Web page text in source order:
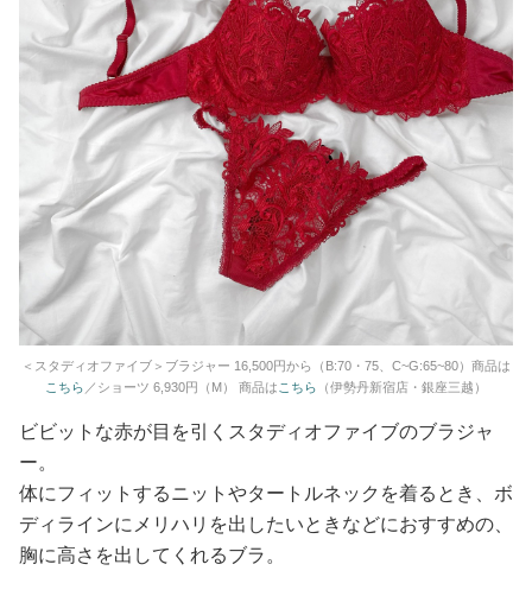
＜スタディオファイブ＞ブラジャー 16,500円から（B:70・75、C~G:65~80）商品は
こちら ／ショーツ 6,930円（M） 商品は こちら （伊勢丹新宿店・銀座三越）
ビビットな赤が目を引くスタディオファイブのブラジャ
ー。
体にフィットするニットやタートルネックを着るとき、ボ
ディラインにメリハリを出したいときなどにおすすめの、
胸に高さを出してくれるブラ。